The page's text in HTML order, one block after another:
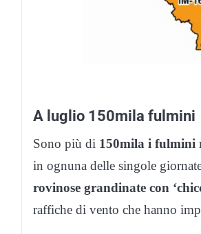
A luglio 150mila fulmini
Sono più di 150mila i fulmini
in ognuna delle singole
rovinose grandinate con
raffiche di vento che hanno